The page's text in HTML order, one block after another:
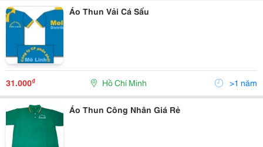
Áo Thun Vải Cá Sấu
31.000₫ Hồ Chí Minh >1 năm
Áo Thun Công Nhân Giá Rẻ